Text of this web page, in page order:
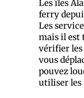
Les îles
ferry
Les
mais il est
vérifier les
vous
pouvez
utiliser les